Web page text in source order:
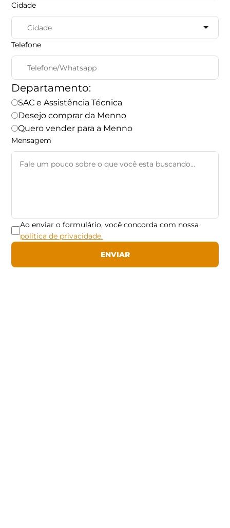
Cidade
Telefone
Departamento:
SAC e Assistência Técnica
Desejo comprar da Menno
Quero vender para a Menno
Mensagem
Ao enviar o formulário, você concorda com nossa
política de privacidade.